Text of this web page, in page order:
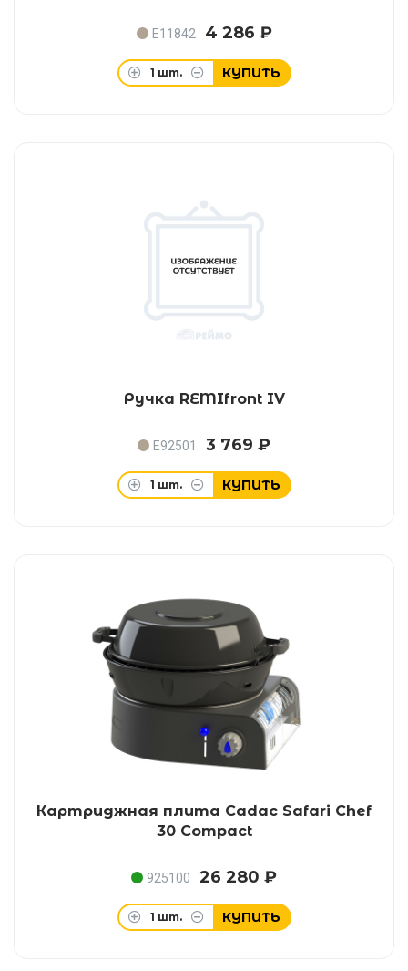
E11842 4 286 ₽
1 шт. КУПИТЬ
Ручка REMIfront IV
E92501 3 769 ₽
1 шт. КУПИТЬ
Картриджная плита Cadac Safari Chef
30 Compact
925100 26 280 ₽
1 шт. КУПИТЬ